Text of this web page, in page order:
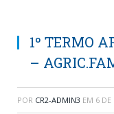
1º TERMO
–
POR CR2-ADMIN3 EM 6